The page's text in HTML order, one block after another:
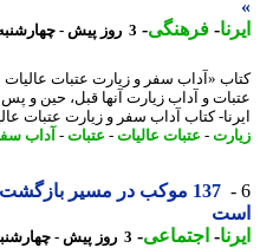
-فرهنگی-3 روز پیش - چهارشنبه 14 مرداد 1405، 11:00
«آداب سفر و زیارت عتبات عالیات »
و آداب زیارت آن­ها قبل، حین و پس از
کتاب آداب سفر و زیارت عتبات عالیات
- عتبات عالیات-عتبات-آداب سفر-
137 موکب در مسیر بازگشت
-اجتماعی-3 روز پیش - چهارشنبه 14 مرداد 1405، 10:10